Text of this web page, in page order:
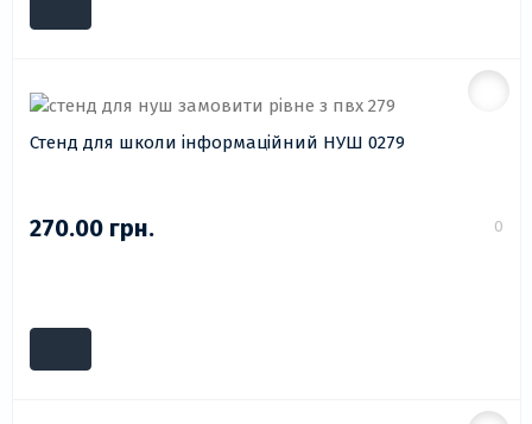
Стенд для школи інформаційний НУШ 0279
270.00 грн. 0